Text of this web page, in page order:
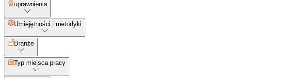
uprawnienia
Umiejętności i metodyki
Branże
Typ miejsca pracy